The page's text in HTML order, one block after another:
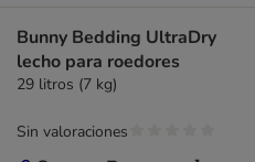
Bunny Bedding UltraDry
lecho para roedores
29 litros (7 kg)
Sin valoraciones